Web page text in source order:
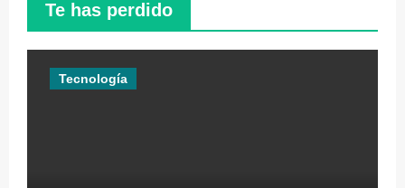
Te has perdido
Tecnología